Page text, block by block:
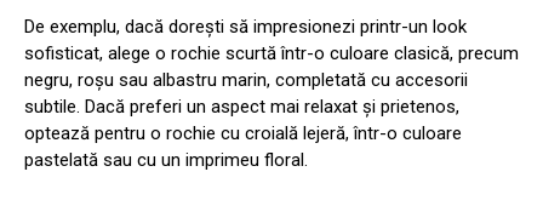
De exemplu, dacă dorești să impresionezi printr-un look
sofisticat, alege o rochie scurtă într-o culoare clasică, precum
negru, roșu sau albastru marin, completată cu accesorii
subtile. Dacă preferi un aspect mai relaxat și prietenos,
optează pentru o rochie cu croială lejeră, într-o culoare
pastelată sau cu un imprimeu floral.